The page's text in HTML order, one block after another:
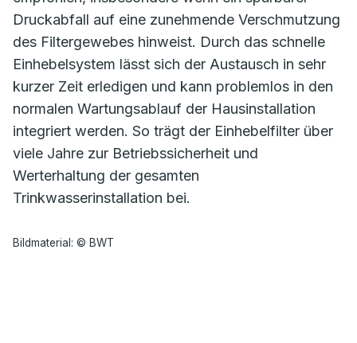
Druckabfall auf eine zunehmende Verschmutzung
des Filtergewebes hinweist. Durch das schnelle
Einhebelsystem lässt sich der Austausch in sehr
kurzer Zeit erledigen und kann problemlos in den
normalen Wartungsablauf der Hausinstallation
integriert werden. So trägt der Einhebelfilter über
viele Jahre zur Betriebssicherheit und
Werterhaltung der gesamten
Trinkwasserinstallation bei.
Bildmaterial: © BWT